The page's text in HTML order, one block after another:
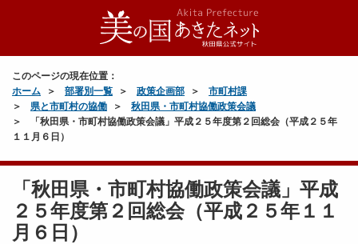
このページの現在位置：
ホーム
部署別一覧 政策企画部
市町村課
県と市町村の協働
秋田県・市町村協働政策会議
「秋田県・市町村協働政策会議」平成２５年度第２回総会（平成２５年
１１月６日）
「秋田県・市町村協働政策会議」平成
２５年度第２回総会（平成２５年１１
月６日）